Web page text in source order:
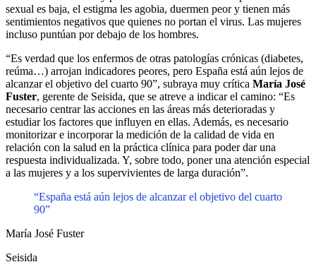
sexual es baja, el estigma les agobia, duermen peor y tienen más
sentimientos negativos que quienes no portan el virus. Las mujeres
incluso puntúan por debajo de los hombres.
“Es verdad que los enfermos de otras patologías crónicas (diabetes,
reúma…) arrojan indicadores peores, pero España está aún lejos de
alcanzar el objetivo del cuarto 90”, subraya muy crítica María José
Fuster, gerente de Seisida, que se atreve a indicar el camino: “Es
necesario centrar las acciones en las áreas más deterioradas y
estudiar los factores que influyen en ellas. Además, es necesario
monitorizar e incorporar la medición de la calidad de vida en
relación con la salud en la práctica clínica para poder dar una
respuesta individualizada. Y, sobre todo, poner una atención especial
a las mujeres y a los supervivientes de larga duración”.
“España está aún lejos de alcanzar el objetivo del cuarto
90”
María José Fuster
Seisida